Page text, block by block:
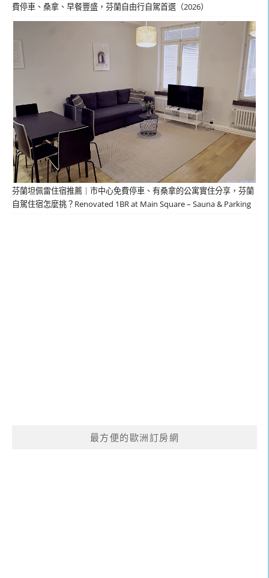
費停車、桑拿、早餐豐盛，芬蘭自由行自駕首選（2026）
芬蘭坦佩雷住宿推薦｜市中心免費停車、有桑拿的公寓實住分享，芬蘭
自駕住宿怎麼挑？Renovated 1BR at Main Square – Sauna & Parking
最方便的歐洲訂房網